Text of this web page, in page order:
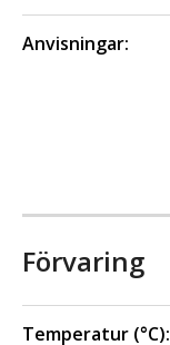
Anvisningar:
Förvaring
Temperatur (°C):